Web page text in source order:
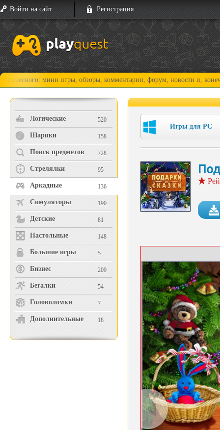
Войти на сайт: Регистрация
мини игры, обзоры, комментарии, форум, новости и, конечно,
Логические 520
Шарики 158
Поиск предметов 728
Стрелялки 95
Аркадные 136
Симуляторы 190
Детские 81
Настольные 148
Большие игры 5
Бизнес 209
Бегалки 54
Головоломки 7
Дополнительные 18
Игры для PC